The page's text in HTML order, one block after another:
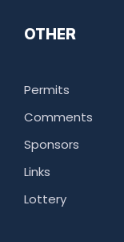
OTHER
Permits
Comments
Sponsors
Links
Lottery